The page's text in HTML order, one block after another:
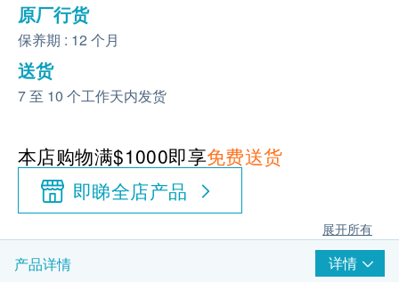
原厂行货
保养期 : 12 个月
送货
7 至 10 个工作天内发货
本店购物满$1000即享免费送货
即睇全店产品
展开所有
产品详情 详情